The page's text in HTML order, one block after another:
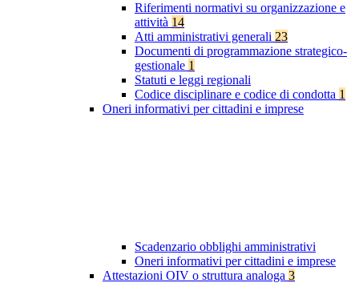
Riferimenti normativi su organizzazione e
attività 14
Atti amministrativi generali 23
Documenti di programmazione strategico-
gestionale 1
Statuti e leggi regionali
Codice disciplinare e codice di condotta 1
Oneri informativi per cittadini e imprese
Scadenzario obblighi amministrativi
Oneri informativi per cittadini e imprese
Attestazioni OIV o struttura analoga 3